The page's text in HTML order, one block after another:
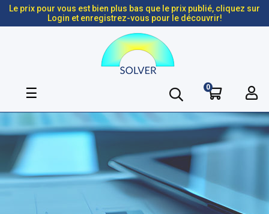
Le prix pour vous est bien plus bas que le prix publié, cliquez sur
Login et enregistrez-vous pour le découvrir!
Basculer
navigation
☰ 0